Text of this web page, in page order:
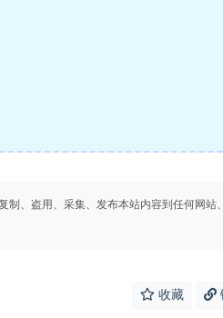
制、盗用、采集、发布本站内容到任何网站
收藏